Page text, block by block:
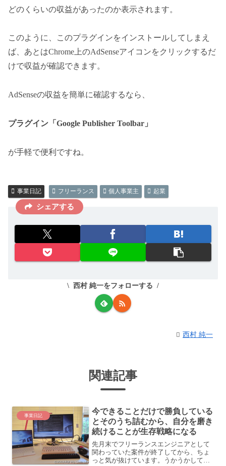
どのくらいの収益があったのか表示されます。
このように、このプラグインをインストールしてしまえ
ば、あとはChrome上のAdSenseアイコンをクリックするだ
けで収益が確認できます。
AdSenseの収益を簡単に確認するなら、
プラグイン「Google Publisher Toolbar」
が手軽で便利ですね。
事業日記 フリーランス 個人事業主 起業
シェアする
西村 純一をフォローする
西村 純一
関連記事
事業日記
今できることだけで勝負している
とそのうち詰むから、自分を磨き
続けることが生存戦略になる
先月末でフリーランスエンジニアとして
関わっていた案件が終了してから、ちょ
っと気が抜けています。うかうかしてい